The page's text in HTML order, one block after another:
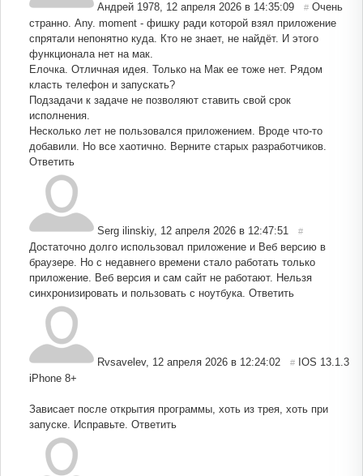
Андрей 1978, 12 апреля 2026 в 14:35:09 # Очень
странно. Any. moment - фишку ради которой взял приложение
спрятали непонятно куда. Кто не знает, не найдёт. И этого
функционала нет на мак.
Елочка. Отличная идея. Только на Мак ее тоже нет. Рядом
класть телефон и запускать?
Подзадачи к задаче не позволяют ставить свой срок
исполнения.
Несколько лет не пользовался приложением. Вроде что-то
добавили. Но все хаотично. Верните старых разработчиков.
Ответить
Serg ilinskiy, 12 апреля 2026 в 12:47:51 #
Достаточно долго использовал приложение и Веб версию в
браузере. Но с недавнего времени стало работать только
приложение. Веб версия и сам сайт не работают. Нельзя
синхронизировать и пользовать с ноутбука. Ответить
Rvsavelev, 12 апреля 2026 в 12:24:02 #
IOS 13.1.3
iPhone 8+
Зависает после открытия программы, хоть из трея, хоть при
запуске. Исправьте. Ответить